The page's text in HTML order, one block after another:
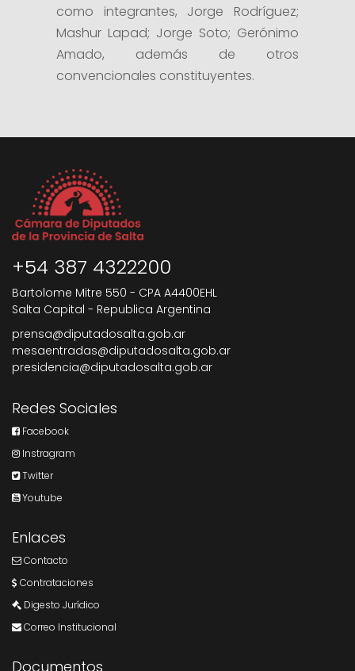
como integrantes, Jorge Rodríguez;
Mashur Lapad; Jorge Soto; Gerónimo
Amado, además de otros
convencionales constituyentes.
+54 387 4322200
Bartolome Mitre 550 - CPA A4400EHL
Salta Capital - Republica Argentina
prensa@diputadosalta.gob.ar
mesaentradas@diputadosalta.gob.ar
presidencia@diputadosalta.gob.ar
Redes Sociales
Facebook
Instragram
Twitter
Youtube
Enlaces
Contacto
Contrataciones
Digesto Jurídico
Correo Institucional
Documentos